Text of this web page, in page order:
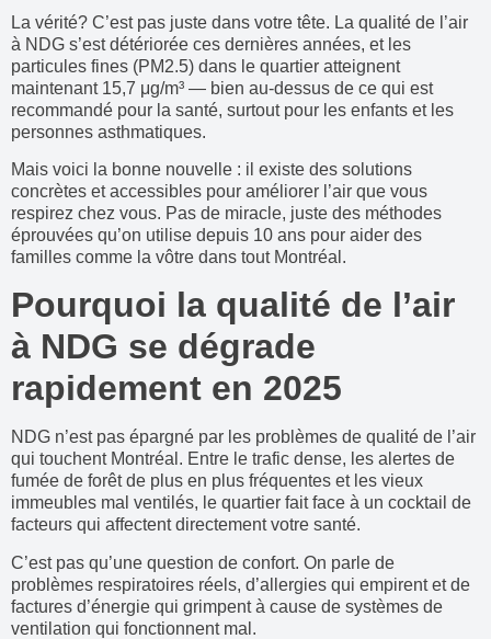
La vérité? C’est pas juste dans votre tête. La qualité de l’air
à NDG s’est détériorée ces dernières années, et les
particules fines (PM2.5) dans le quartier atteignent
maintenant 15,7 μg/m³ — bien au-dessus de ce qui est
recommandé pour la santé, surtout pour les enfants et les
personnes asthmatiques.
Mais voici la bonne nouvelle : il existe des solutions
concrètes et accessibles pour améliorer l’air que vous
respirez chez vous. Pas de miracle, juste des méthodes
éprouvées qu’on utilise depuis 10 ans pour aider des
familles comme la vôtre dans tout Montréal.
Pourquoi la qualité de l’air
à NDG se dégrade
rapidement en 2025
NDG n’est pas épargné par les problèmes de qualité de l’air
qui touchent Montréal. Entre le trafic dense, les alertes de
fumée de forêt de plus en plus fréquentes et les vieux
immeubles mal ventilés, le quartier fait face à un cocktail de
facteurs qui affectent directement votre santé.
C’est pas qu’une question de confort. On parle de
problèmes respiratoires réels, d’allergies qui empirent et de
factures d’énergie qui grimpent à cause de systèmes de
ventilation qui fonctionnent mal.